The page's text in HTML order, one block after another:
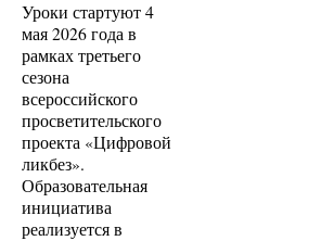
Уроки стартуют 4
мая 2026 года в
рамках третьего
сезона
всероссийского
просветительского
проекта «Цифровой
ликбез».
Образовательная
инициатива
реализуется в